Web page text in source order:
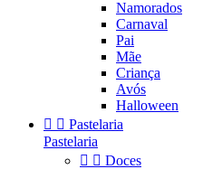
Namorados
Carnaval
Pai
Mãe
Criança
Avós
Halloween
  Pastelaria
Pastelaria
  Doces